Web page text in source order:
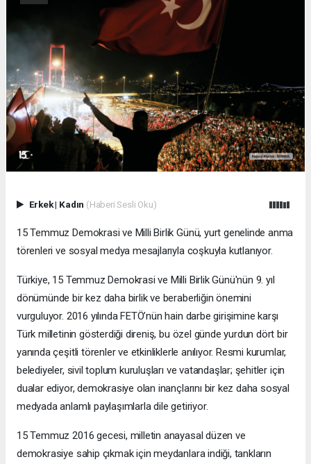
Erkek| Kadın (Haberi Sesli Oku)
15 Temmuz Demokrasi ve Milli Birlik Günü, yurt genelinde anma
törenleri ve sosyal medya mesajlarıyla coşkuyla kutlanıyor.
Türkiye, 15 Temmuz Demokrasi ve Milli Birlik Günü'nün 9. yıl
dönümünde bir kez daha birlik ve beraberliğin önemini
vurguluyor. 2016 yılında FETÖ’nün hain darbe girişimine karşı
Türk milletinin gösterdiği direniş, bu özel günde yurdun dört bir
yanında çeşitli törenler ve etkinliklerle anılıyor. Resmi kurumlar,
belediyeler, sivil toplum kuruluşları ve vatandaşlar; şehitler için
dualar ediyor, demokrasiye olan inançlarını bir kez daha sosyal
medyada anlamlı paylaşımlarla dile getiriyor.
15 Temmuz 2016 gecesi, milletin anayasal düzen ve
demokrasiye sahip çıkmak için meydanlara indiği, tankların